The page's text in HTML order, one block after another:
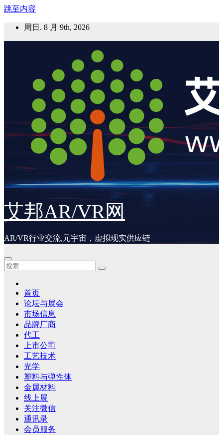
跳至内容
周日. 8 月 9th, 2026
艾邦AR/VR网
AR/VR行业交流,元宇宙，虚拟现实供应链
首页
论坛与展会
市场信息
品牌厂商
代工
上市公司
工艺技术
光学
塑料与弹性体
金属材料
线上展
关注微信
通讯录
会员服务